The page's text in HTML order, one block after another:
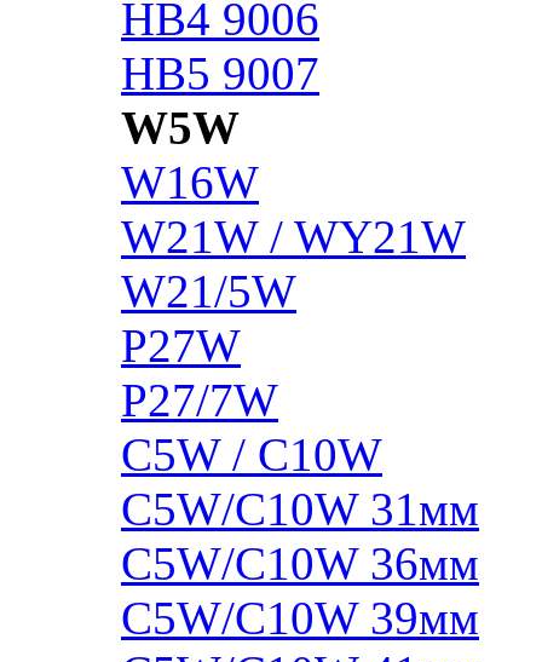
HB4 9006
HB5 9007
W5W
W16W
W21W / WY21W
W21/5W
P27W
P27/7W
C5W / C10W
C5W/C10W 31мм
C5W/C10W 36мм
C5W/C10W 39мм